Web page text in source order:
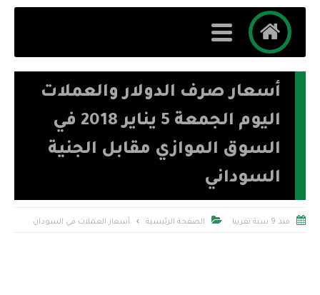
أسعار صرف الدولار والعملات
اليوم الجمعة 5 يناير 2018 في
السوق الموازي مقابل الجنية
السوداني
 منذ 9 سنة تقريبا  الصفحة الرئيسية أسعار العملات في السودان